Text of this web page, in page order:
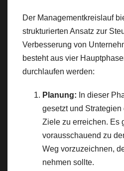
Der Managementkreislauf
strukturierten Ansatz zur
Verbesserung von
besteht aus vier
durchlaufen werden:
Planung: In dieser
gesetzt und
Ziele zu erreichen. Es
vorausschauend zu
Weg vorzuzeichnen,
nehmen sollte.